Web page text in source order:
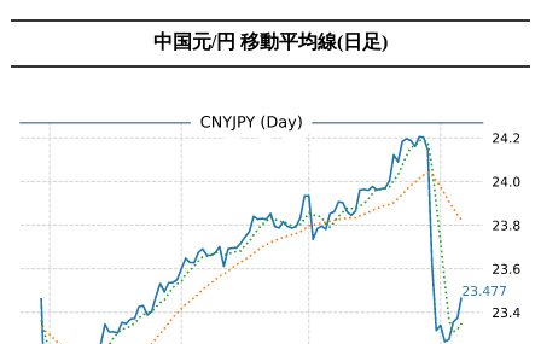
中国元/円 移動平均線(日足)